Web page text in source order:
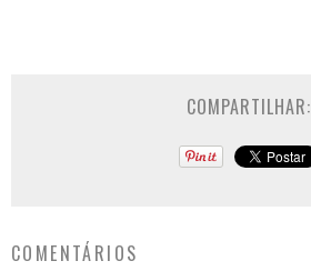
COMPARTILHAR:
COMENTÁRIOS